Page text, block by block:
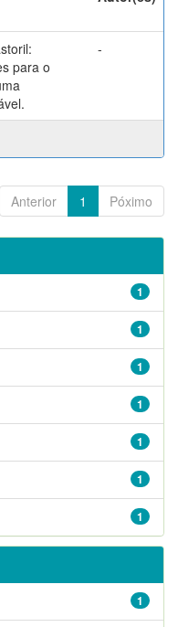
para o
-
Anterior 1 Póximo
1
1
1
1
1
1
1
1